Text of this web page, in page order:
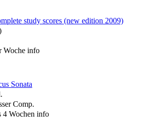
study scores (new edition 2009)
Woche info
Sonata
Comp.
4 Wochen info